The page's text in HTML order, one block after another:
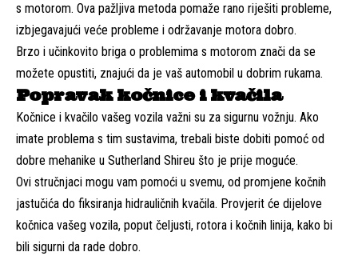
s motorom. Ova pažljiva metoda pomaže rano riješiti probleme,
izbjegavajući veće probleme i održavanje motora dobro.
Brzo i učinkovito briga o problemima s motorom znači da se
možete opustiti, znajući da je vaš automobil u dobrim rukama.
Popravak kočnice i kvačila
Kočnice i kvačilo vašeg vozila važni su za sigurnu vožnju. Ako
imate problema s tim sustavima, trebali biste dobiti pomoć od
dobre mehanike u Sutherland Shireu što je prije moguće.
Ovi stručnjaci mogu vam pomoći u svemu, od promjene kočnih
jastučića do fiksiranja hidrauličnih kvačila. Provjerit će dijelove
kočnica vašeg vozila, poput čeljusti, rotora i kočnih linija, kako bi
bili sigurni da rade dobro.